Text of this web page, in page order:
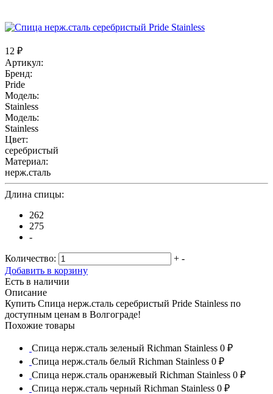
12 ₽
Артикул:
Бренд:
Pride
Модель:
Stainless
Модель:
Stainless
Цвет:
серебристый
Материал:
нерж.сталь
Длина спицы:
262
275
-
Количество: + -
Добавить в корзину
Есть в наличии
Описание
Купить Спица нерж.сталь серебристый Pride Stainless по
доступным ценам в Волгограде!
Похожие товары
Спица нерж.сталь зеленый Richman Stainless 0 ₽
Спица нерж.сталь белый Richman Stainless 0 ₽
Спица нерж.сталь оранжевый Richman Stainless 0 ₽
Спица нерж.сталь черный Richman Stainless 0 ₽